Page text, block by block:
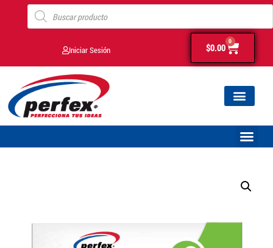
Iniciar Sesión $0.00
0